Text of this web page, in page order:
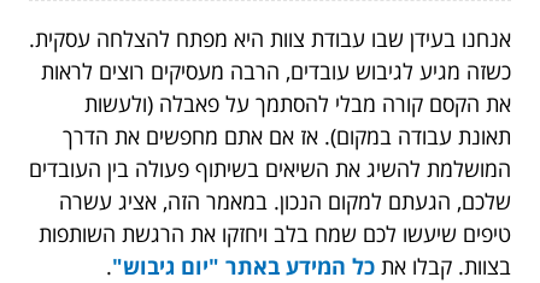
אנחנו בעידן שבו עבודת צוות היא מפתח להצלחה עסקית.
כשזה מגיע לגיבוש עובדים, הרבה מעסיקים רוצים לראות
את הקסם קורה מבלי להסתמך על פאבלה (ולעשות
תאונת עבודה במקום). אז אם אתם מחפשים את הדרך
המושלמת להשיג את השיאים בשיתוף פעולה בין העובדים
שלכם, הגעתם למקום הנכון. במאמר הזה, אציג עשרה
טיפים שיעשו לכם שמח בלב ויחזקו את הרגשת השותפות
בצוות. קבלו את כל המידע באתר "יום גיבוש".